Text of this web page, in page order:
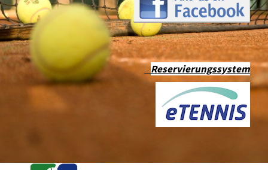
Reservierungssystem